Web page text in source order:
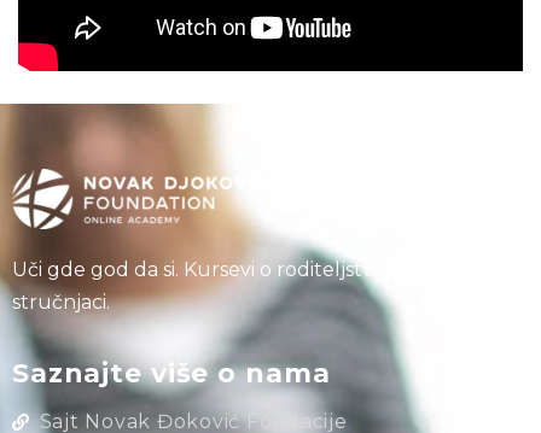
Uči gde god da si. Kursevi o roditeljstvu koje vode naši
stručnjaci.
Saznajte više o nama
Sajt Novak Đoković Fondacije